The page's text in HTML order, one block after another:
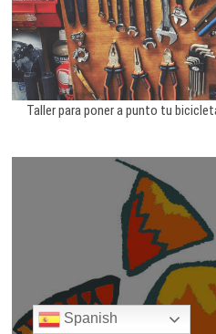
Taller para poner a punto tu
Spanish